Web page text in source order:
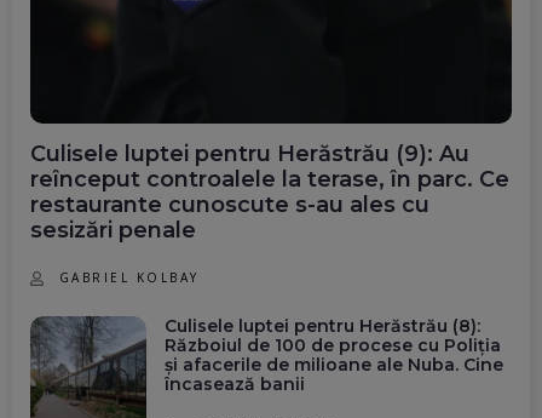
Culisele luptei pentru Herăstrău (9): Au
reînceput controalele la terase, în parc. Ce
restaurante cunoscute s-au ales cu
sesizări penale
GABRIEL KOLBAY
Culisele luptei pentru Herăstrău (8):
Războiul de 100 de procese cu Poliția
și afacerile de milioane ale Nuba. Cine
încasează banii